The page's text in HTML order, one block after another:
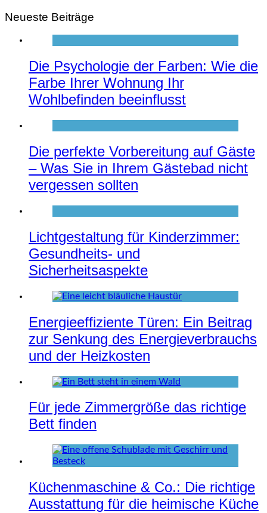
Neueste Beiträge
Die Psychologie der Farben: Wie die
Farbe Ihrer Wohnung Ihr
Wohlbefinden beeinflusst
Die perfekte Vorbereitung auf Gäste
– Was Sie in Ihrem Gästebad nicht
vergessen sollten
Lichtgestaltung für Kinderzimmer:
Gesundheits- und
Sicherheitsaspekte
Energieeffiziente Türen: Ein Beitrag
zur Senkung des Energieverbrauchs
und der Heizkosten
Für jede Zimmergröße das richtige
Bett finden
Küchenmaschine & Co.: Die richtige
Ausstattung für die heimische Küche